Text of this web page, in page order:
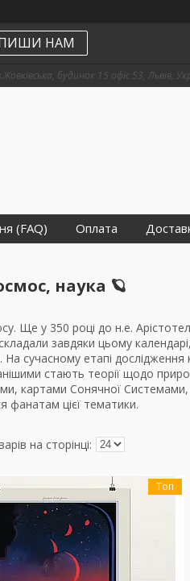
НАМ
будинок 15 офіс 53, Львів,
(FAQ) Оплата
наука 🪐
Ще у 350 році до н.е.
завдяки цьому
На сучасному етапі
стають теорії щодо
картами Сонячної Системами,
цієї тематики.
Топ